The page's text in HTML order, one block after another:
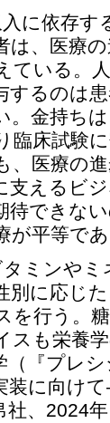
に依存
は、医療
ている。
するのは
。金持ち
臨床試験
、医療の
支えるビ
待できな
が平等で
ミンや
別に応じ
を行う。
スも栄養
（『プレ
装に向け
社、2024